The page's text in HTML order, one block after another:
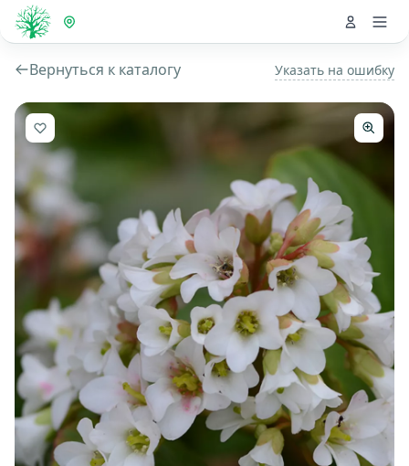
Вернуться к каталогу Указать на ошибку